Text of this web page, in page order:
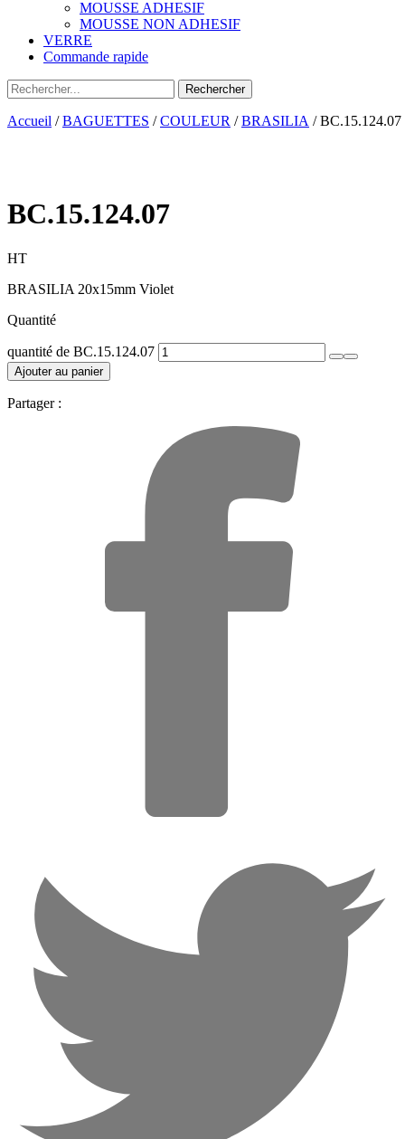
MOUSSE ADHESIF
MOUSSE NON ADHESIF
VERRE
Commande rapide
Accueil /BAGUETTES /COULEUR /BRASILIA / BC.15.124.07
BC.15.124.07
HT
BRASILIA 20x15mm Violet
Quantité
quantité de BC.15.124.07
Ajouter au panier
Partager :